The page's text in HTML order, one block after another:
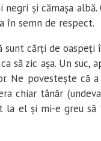
negri și cămașa
în semn de respect.
sunt cărți de
ca să zic așa. Un
Ne povestește că
chiar tânăr
la el și mi-e greu să